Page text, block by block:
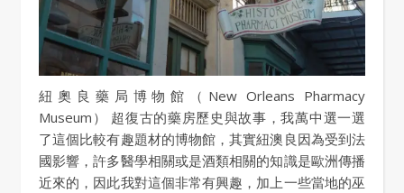
紐奧良藥局博物館（New Orleans Pharmacy
Museum） 超復古的藥房歷史與故事，我萬中選一選
了這個比較有趣題材的博物館，其實紐澳良因為受到法
國影響，許多醫學相關或是酒類相關的知識是歐洲傳播
近來的，因此我對這個非常有興趣，加上一些當地的巫